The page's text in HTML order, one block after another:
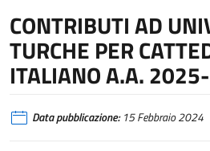
CONTRIBUTI AD
TURCHE PER
ITALIANO A.A.
Data pubblicazione:15 Febbraio 2024